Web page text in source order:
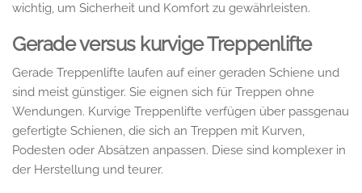
wichtig, um Sicherheit und Komfort zu gewährleisten.
Gerade versus kurvige Treppenlifte
Gerade Treppenlifte laufen auf einer geraden Schiene und
sind meist günstiger. Sie eignen sich für Treppen ohne
Wendungen. Kurvige Treppenlifte verfügen über passgenau
gefertigte Schienen, die sich an Treppen mit Kurven,
Podesten oder Absätzen anpassen. Diese sind komplexer in
der Herstellung und teurer.